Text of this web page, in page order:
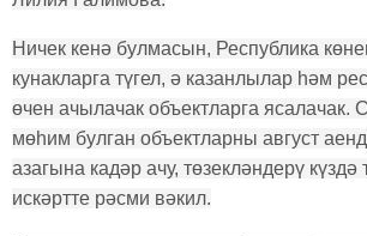
Ничек кенә булмасын, Республика
кунакларга түгел, ә казанлылар һәм
өчен ачылачак объектларга ясалачак.
мөһим булган объектларны август
азагына кадәр ачу, төзекләндерү
искәртте рәсми вәкил.